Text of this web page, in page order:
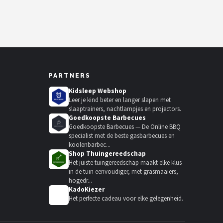
PARTNERS
Kidsleep Webshop
Leer je kind beter en langer slapen met
slaaptrainers, nachtlampjes en projectors.
Goedkoopste Barbecues
Goedkoopste Barbecues — De Online BBQ
specialist met de beste gasbarbecues en
koolenbarbec...
Shop Thuingereedschap
Het juiste tuingereedschap maakt elke klus
in de tuin eenvoudiger, met grasmaaiers,
hogedr...
KadoKiezer
Het perfecte cadeau voor elke gelegenheid.